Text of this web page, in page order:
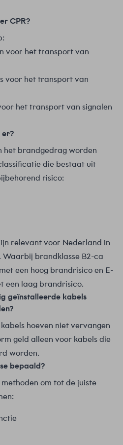
CPR?
voor het transport van
voor het transport van
het transport van signalen
er?
het brandgedrag worden
die bestaat uit
risico:
relevant voor Nederland in
Waarbij brandklasse B2-ca
een hoog brandrisico en E-
een laag brandrisico.
geïnstalleerde kabels
hoeven niet vervangen
geld alleen voor kabels die
worden.
bepaald?
om tot de juiste